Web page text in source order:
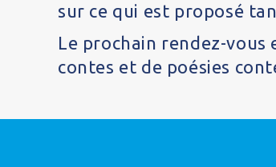
sur ce qui est proposé
Le prochain rendez-vous
contes et de poésies